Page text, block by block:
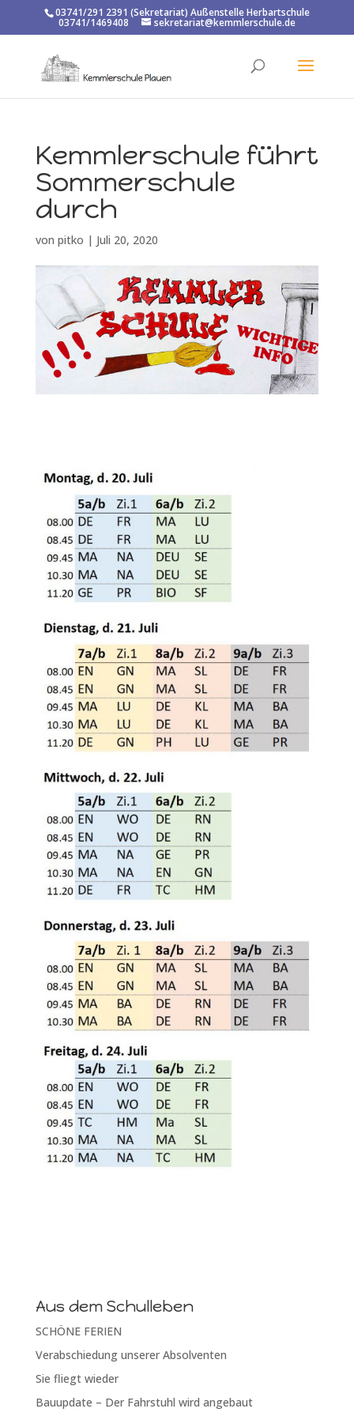
03741/291 2391 (Sekretariat) Außenstelle Herbartschule
03741/1469408 sekretariat@kemmlerschule.de
Kemmlerschule führt
Sommerschule
durch
von pitko | Juli 20, 2020
Aus dem Schulleben
SCHÖNE FERIEN
Verabschiedung unserer Absolventen
Sie fliegt wieder
Bauupdate – Der Fahrstuhl wird angebaut